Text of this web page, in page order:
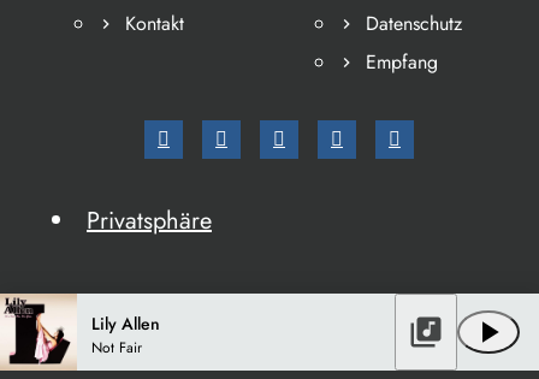
Kontakt
Datenschutz
Empfang
Privatsphäre
Lily Allen
Not Fair play_arrow
library_music